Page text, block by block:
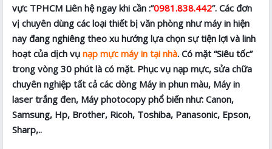
vực TPHCM Liên hệ ngay khi cần :”0981.838.442”. Các đơn
vị chuyên dùng các loại thiết bị văn phòng như máy in hiện
nay đang nghiêng theo xu hướng lựa chọn sự tiện lợi và linh
hoạt của dịch vụnạp mực máy in tại nhà. Có mặt “Siêu tốc”
trong vòng 30 phút là có mặt. Phục vụ nạp mực, sửa chữa
chuyên nghiệp tất cả các dòng Máy in phun màu, Máy in
laser trắng đen, Máy photocopy phổ biến như: Canon,
Samsung, Hp, Brother, Ricoh, Toshiba, Panasonic, Epson,
Sharp,..